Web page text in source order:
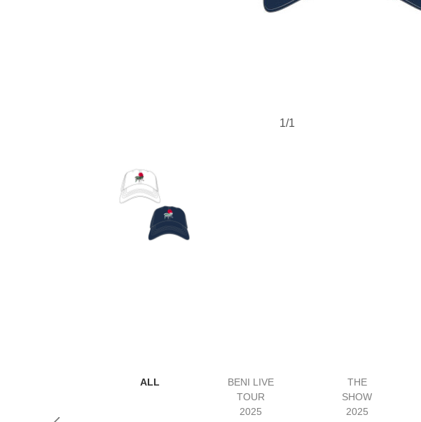
1/1
ALL
BENI LIVE
TOUR
2025
THE
SHOW
2025